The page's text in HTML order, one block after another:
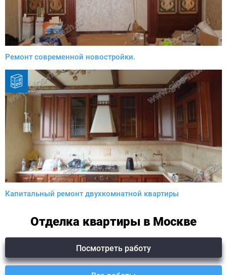
Ремонт современной новостройки.
Капитальный ремонт двухкомнатной квартиры
Отделка квартиры в Москве
Посмотреть работу